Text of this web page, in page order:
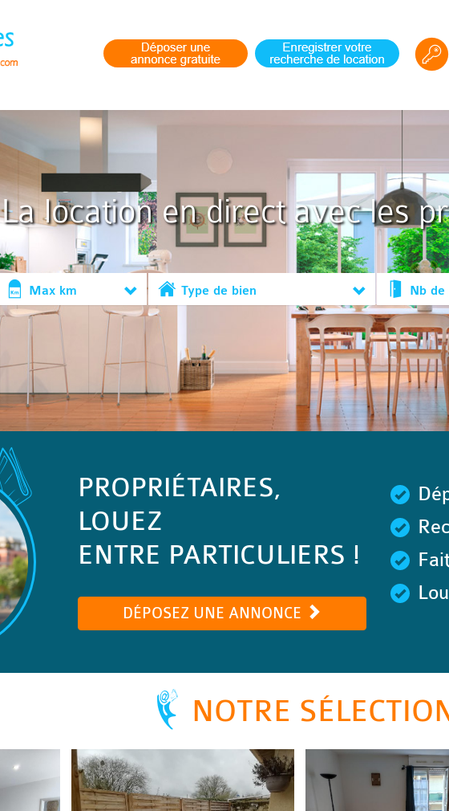
La location en direct avec les
Max km Type de bien Nb de
PROPRIÉTAIRES,
LOUEZ
ENTRE PARTICULIERS !
DÉPOSEZ UNE ANNONCE
NOTRE